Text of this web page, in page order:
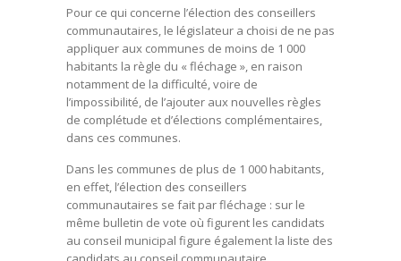
Pour ce qui concerne l’élection des conseillers
communautaires, le législateur a choisi de ne pas
appliquer aux communes de moins de 1 000
habitants la règle du « fléchage », en raison
notamment de la difficulté, voire de
l’impossibilité, de l’ajouter aux nouvelles règles
de complétude et d’élections complémentaires,
dans ces communes.
Dans les communes de plus de 1 000 habitants,
en effet, l’élection des conseillers
communautaires se fait par fléchage : sur le
même bulletin de vote où figurent les candidats
au conseil municipal figure également la liste des